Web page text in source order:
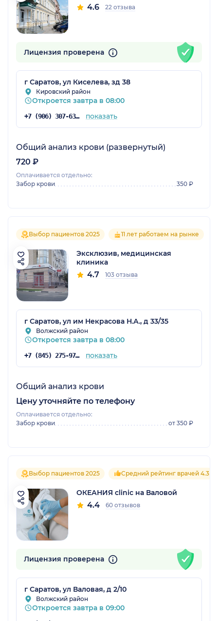
4.6 22 отзыва
Лицензия проверена
г Саратов, ул Киселева, зд 38
Кировский район
Откроется завтра в 08:00
+7 (906) 307-63-01 показать
Общий анализ крови (развернутый)
720 ₽
Оплачивается отдельно:
Забор крови
350 ₽
Выбор пациентов 2025 11 лет работаем на рынке
Эксклюзив, медицинская
клиника
4.7 103 отзыва
г Саратов, ул им Некрасова Н.А., д 33/35
Волжский район
Откроется завтра в 08:00
+7 (845) 275-97-59 показать
Общий анализ крови
Цену уточняйте по телефону
Оплачивается отдельно:
Забор крови
от 350 ₽
Выбор пациентов 2025 Средний рейтинг врачей 4.3
ОКЕАНИЯ clinic на Валовой
4.4 60 отзывов
Лицензия проверена
г Саратов, ул Валовая, д 2/10
Волжский район
Откроется завтра в 09:00